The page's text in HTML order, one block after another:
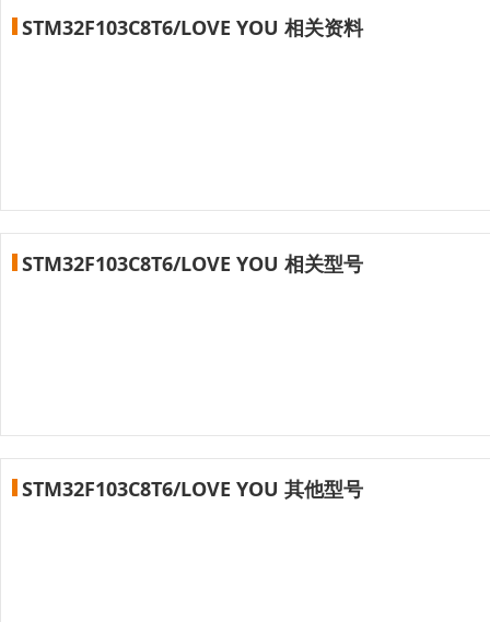
STM32F103C8T6/LOVE YOU 相关资料
STM32F103C8T6/LOVE YOU 相关型号
STM32F103C8T6/LOVE YOU 其他型号